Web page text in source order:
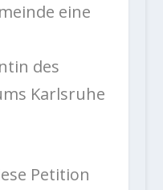
eine
des
Karlsruhe
Petition